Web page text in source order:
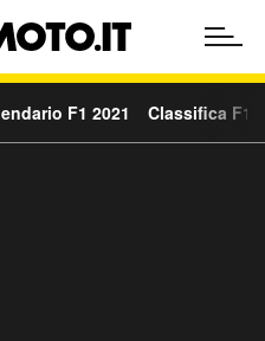
F1 2021 Classifica F1